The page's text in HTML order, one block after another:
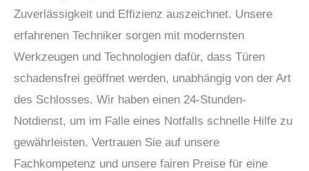
Zuverlässigkeit und Effizienz auszeichnet. Unsere
erfahrenen Techniker sorgen mit modernsten
Werkzeugen und Technologien dafür, dass Türen
schadensfrei geöffnet werden, unabhängig von der Art
des Schlosses. Wir haben einen 24-Stunden-
Notdienst, um im Falle eines Notfalls schnelle Hilfe zu
gewährleisten. Vertrauen Sie auf unsere
Fachkompetenz und unsere fairen Preise für eine